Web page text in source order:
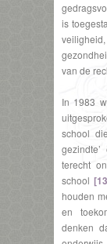
is
van de
In 1983
school
terecht
school
houden
en
denken